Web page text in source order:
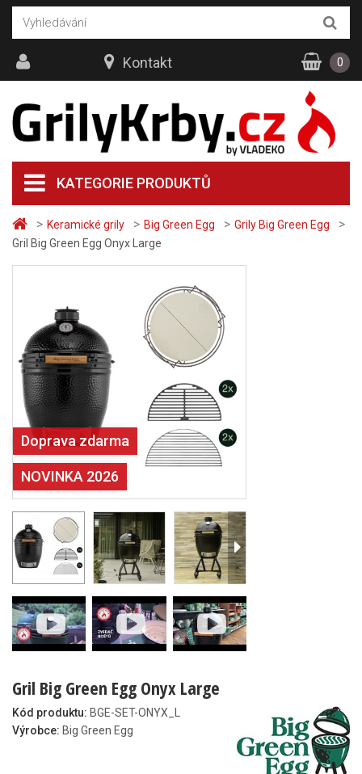
> Keramické grily > Big Green Egg > Grily Big Green Egg >
Gril Big Green Egg Onyx Large
Doprava zdarma
NOVINKA 2026
Gril Big Green Egg Onyx Large
Kód produktu: BGE-SET-ONYX_L
Výrobce: Big Green Egg
KATEGORIE PRODUKTŮ
Kontakt 0